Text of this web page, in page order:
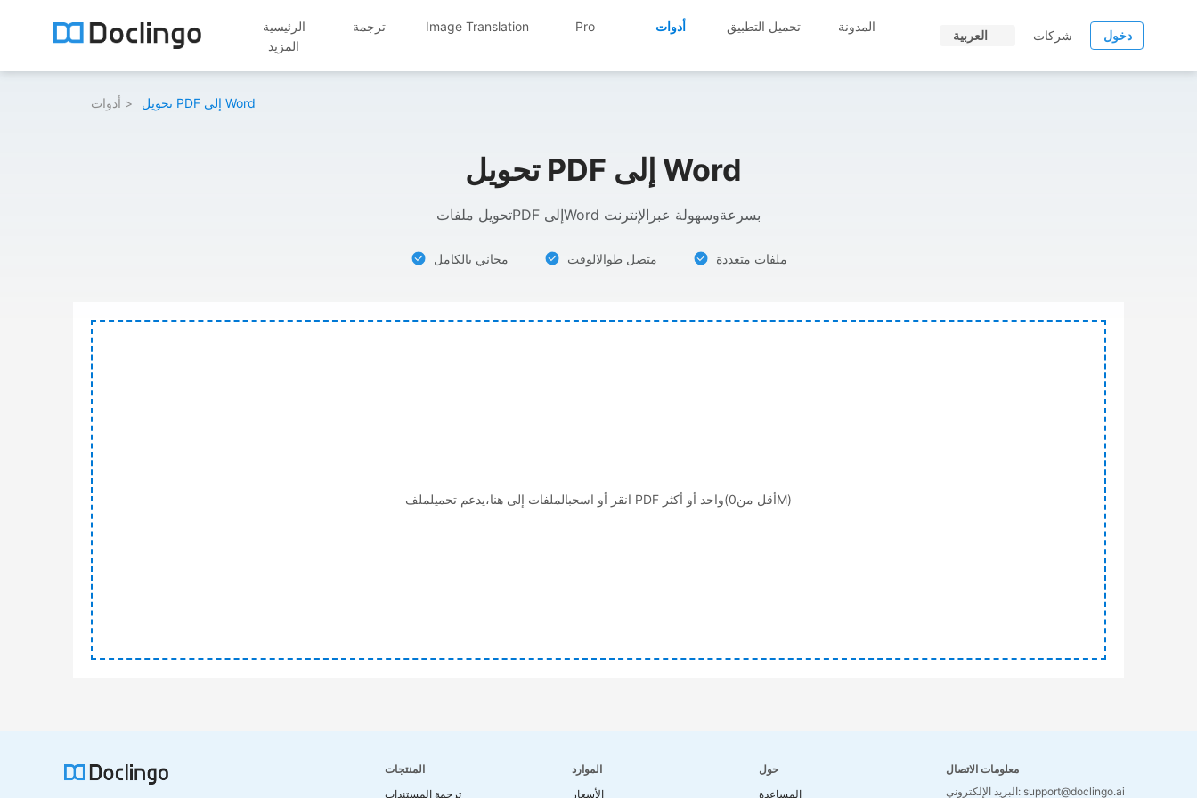
الرئيسية ترجمة Image Translation Pro أدوات تحميل التطبيق
المدونة
المزيد
العربية شركات دخول
أدوات > تحويل PDF إلى Word
تحويل PDF إلى Word
تحويل ملفاتPDF إلىWord بسرعةوسهولة عبرالإنترنت
مجاني بالكامل متصل طوالالوقت ملفات متعددة
انقر أو اسحبالملفات إلى هنا،يدعم تحميلملف PDF واحد أو أكثر(أقل من0M)
المنتجات
ترجمة المستندات
الموارد
الأسعار
حول
المساعدة
معلومات الاتصال
البريد الإلكتروني: support@doclingo.ai